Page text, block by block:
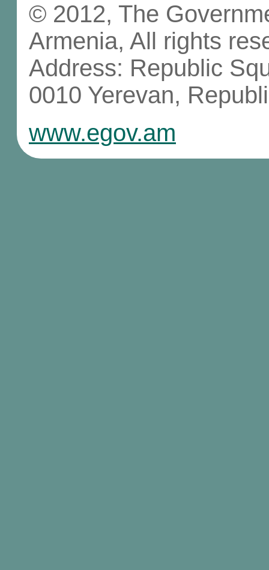
© 2012, The
Armenia, All rights
Address: Republic
0010 Yerevan,
www.egov.am